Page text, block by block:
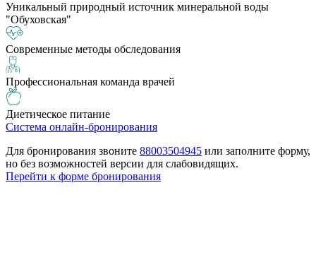
Уникальный природный источник минеральной воды
"Обуховская"
Современные методы обследования
Профессиональная команда врачей
Диетическое питание
Cистема онлайн-бронирования
Для бронирования звоните 88003504945 или заполните форму,
но без возможностей версии для слабовидящих.
Перейти к форме бронирования